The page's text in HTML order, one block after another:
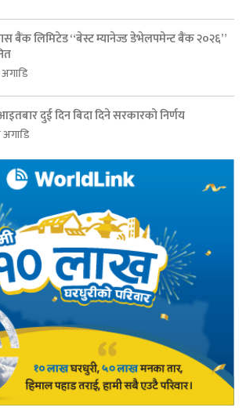
बैंक लिमिटेड “बेस्ट म्यानेज्ड डेभेलपमेन्ट बैंक २०२६”
दुई दिन बिदा दिने सरकारको निर्णय
अगाडि